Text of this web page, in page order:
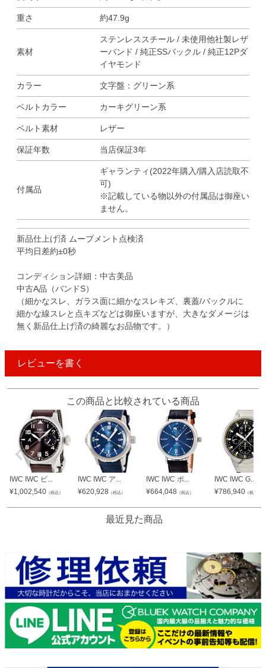
重さ 約47.9g
素材
ステンレススチール / 未使用他社製レザ
ーバンド / 純正SSバックル / 純正12Pダ
イヤモンド
カラー 文字盤：グリーン系
ベルトカラー カーキグリーン系
ベルト素材 レザー
保証年数 当店保証3年
付属品
ギャランティ(2022年購入/購入店読取不
可)
※記載している物以外の付属品は御座い
ません。
新品仕上げ済 ムーブメント点検済
平均日差約±0秒
コンディション詳細：中古美品
中古A品（バンドS）
（細かなスレ、ガラス面に細かなスレキズ、裏蓋/バックルに
細かな線スレと点キズなどは御座いますが、大きなダメージは
無く新品仕上げ済の綺麗なお品物です。）
レビューを書く
この商品と比較されている商品
IWC IWC ビ...
¥1,002,540 （税込）
IWC IWC ア...
¥620,928 （税込）
IWC IWC ポ...
¥664,048 （税込）
IWC IWC G...
¥786,940 （税込）
最近見た商品